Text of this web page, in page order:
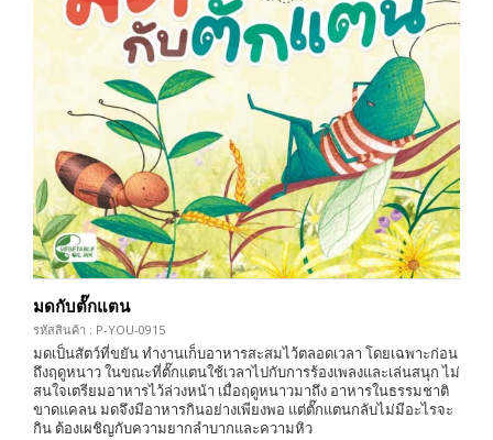
มดกับตั๊กแตน
รหัสสินค้า : P-YOU-0915
มดเป็นสัตว์ที่ขยัน ทำงานเก็บอาหารสะสมไว้ตลอดเวลา โดยเฉพาะก่อน
ถึงฤดูหนาว ในขณะที่ตั๊กแตนใช้เวลาไปกับการร้องเพลงและเล่นสนุก ไม่
สนใจเตรียมอาหารไว้ล่วงหน้า เมื่อฤดูหนาวมาถึง อาหารในธรรมชาติ
ขาดแคลน มดจึงมีอาหารกินอย่างเพียงพอ แต่ตั๊กแตนกลับไม่มีอะไรจะ
กิน ต้องเผชิญกับความยากลำบากและความหิว